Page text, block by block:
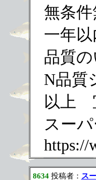
無条件
一年
品質
N品質
以上
スー
https://
8634投稿者： ス